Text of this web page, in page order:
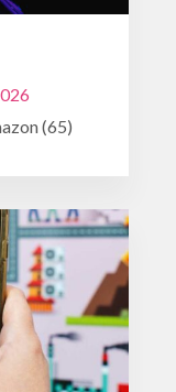
(65)